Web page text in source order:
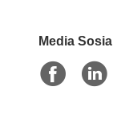
Media Sosial